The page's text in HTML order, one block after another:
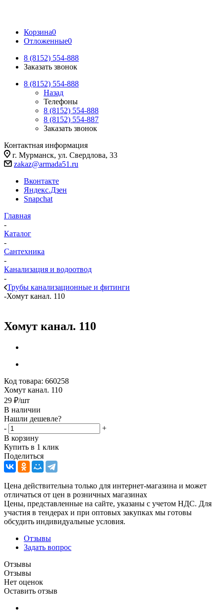
Корзина0
Отложенные0
8 (8152) 554-888
Заказать звонок
8 (8152) 554-888
Назад
Телефоны
8 (8152) 554-888
8 (8152) 554-887
Заказать звонок
Контактная информация
г. Мурманск, ул. Свердлова, 33
zakaz@armada51.ru
Вконтакте
Яндекс.Дзен
Snapchat
Главная
-
Каталог
-
Сантехника
-
Канализация и водоотвод
-
Трубы канализационные и фитинги
-Хомут канал. 110
Хомут канал. 110
Код товара: 660258
Хомут канал. 110
29 ₽/шт
В наличии
Нашли дешевле?
-
+
В корзину
Купить в 1 клик
Поделиться
Цена действительна только для интернет-магазина и может
отличаться от цен в розничных магазинах
Цены, представленные на сайте, указаны с учетом НДС. Для
участия в тендерах и при оптовых закупках мы готовы
обсудить индивидуальные условия.
Отзывы
Задать вопрос
Отзывы
Отзывы
Нет оценок
Оставить отзыв